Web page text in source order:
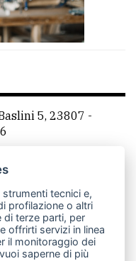
5, 23807 -
RSS
tecnici e,
profilazione o altri
di terze parti, per
offrirti servizi in linea
il monitoraggio dei
saperne di più